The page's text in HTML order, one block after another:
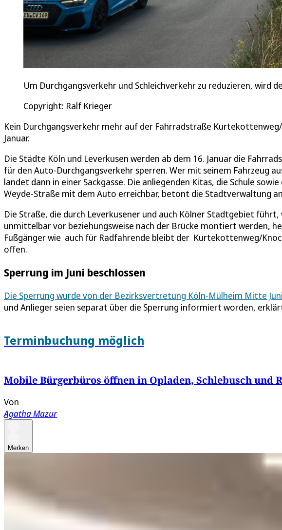
Um Durchgangsverkehr und Schleichverkehr zu reduzieren,
Copyright: Ralf Krieger
Kein Durchgangsverkehr mehr auf der Fahrradstraße
Januar.
Die Städte Köln und Leverkusen werden ab dem 16. Januar die
für den Auto-Durchgangsverkehr sperren. Wer mit seinem Fahrzeug
landet dann in einer Sackgasse. Die anliegenden Kitas, die Schule
Weyde-Straße mit dem Auto erreichbar, betont die Stadtverwaltung
Die Straße, die durch Leverkusener und auch Kölner Stadtgebiet
unmittelbar vor beziehungsweise nach der Brücke montiert werden,
Fußgänger wie auch für Radfahrende bleibt der Kurtekottenweg/
offen.
Sperrung im Juni beschlossen
Die Sperrung wurde von der Bezirksvertretung Köln-Mülheim Mitte
und Anlieger seien separat über die Sperrung informiert worden,
Terminbuchung möglich
Mobile Bürgerbüros öffnen in Opladen, Schlebusch und
Von
Agatha Mazur
Merken